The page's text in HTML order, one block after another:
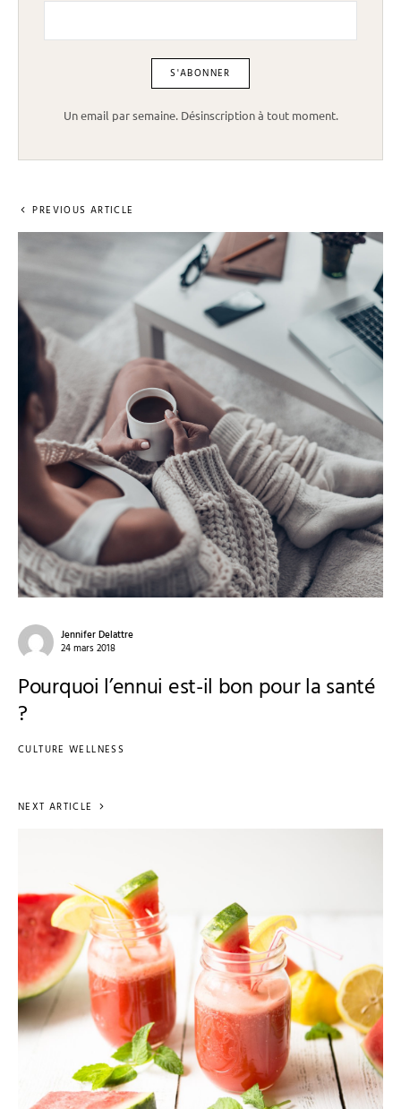
Un email par semaine. Désinscription à tout moment.
PREVIOUS ARTICLE
Jennifer Delattre
24 mars 2018
Pourquoi l’ennui est-il bon pour la santé
?
CULTURE WELLNESS
NEXT ARTICLE